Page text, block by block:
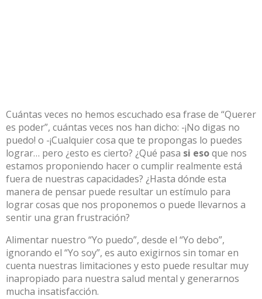
Cuántas veces no hemos escuchado esa frase de “Querer
es poder”, cuántas veces nos han dicho: -¡No digas no
puedo! o -¡Cualquier cosa que te propongas lo puedes
lograr… pero ¿esto es cierto? ¿Qué pasa si esoque nos
estamos proponiendo hacer o cumplir realmente está
fuera de nuestras capacidades? ¿Hasta dónde esta
manera de pensar puede resultar un estímulo para
lograr cosas que nos proponemos o puede llevarnos a
sentir una gran frustración?
Alimentar nuestro “Yo puedo”, desde el “Yo debo”,
ignorando el “Yo soy”, es auto exigirnos sin tomar en
cuenta nuestras limitaciones y esto puede resultar muy
inapropiado para nuestra salud mental y generarnos
mucha insatisfacción.